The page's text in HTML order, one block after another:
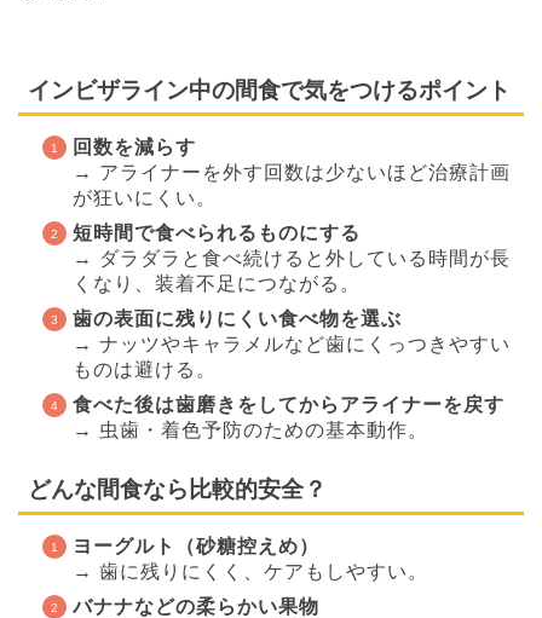
インビザライン中の間食で気をつけるポイント
回数を減らす
→ アライナーを外す回数は少ないほど治療計画
が狂いにくい。
短時間で食べられるものにする
→ ダラダラと食べ続けると外している時間が長
くなり、装着不足につながる。
歯の表面に残りにくい食べ物を選ぶ
→ ナッツやキャラメルなど歯にくっつきやすい
ものは避ける。
食べた後は歯磨きをしてからアライナーを戻す
→ 虫歯・着色予防のための基本動作。
どんな間食なら比較的安全？
ヨーグルト（砂糖控えめ）
→ 歯に残りにくく、ケアもしやすい。
バナナなどの柔らかい果物